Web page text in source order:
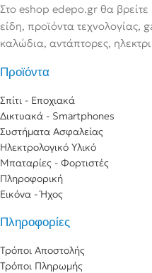
Στο eshop edepo.gr θα βρείτε
είδη, προϊόντα τεχνολογίας,
καλώδια, αντάπτορες,
Προϊόντα
Σπίτι - Εποχιακά
Δικτυακά - Smartphones
Συστήματα Ασφαλείας
Ηλεκτρολογικό Υλικό
Μπαταρίες - Φορτιστές
Πληροφορική
Εικόνα - Ήχος
Πληροφορίες
Τρόποι Αποστολής
Τρόποι Πληρωμής